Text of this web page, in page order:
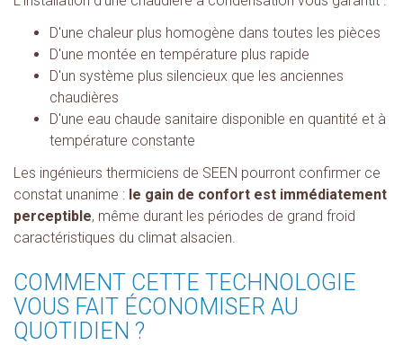
D'une chaleur plus homogène dans toutes les pièces
D'une montée en température plus rapide
D'un système plus silencieux que les anciennes
chaudières
D'une eau chaude sanitaire disponible en quantité et à
température constante
Les ingénieurs thermiciens de SEEN pourront confirmer ce
constat unanime : le gain de confort est immédiatement
perceptible, même durant les périodes de grand froid
caractéristiques du climat alsacien.
COMMENT CETTE TECHNOLOGIE
VOUS FAIT ÉCONOMISER AU
QUOTIDIEN ?